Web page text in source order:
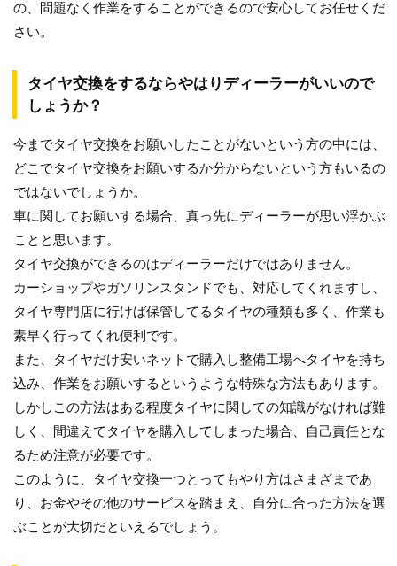
の、問題なく作業をすることができるので安心してお任せくだ
さい。
タイヤ交換をするならやはりディーラーがいいので
しょうか？
今までタイヤ交換をお願いしたことがないという方の中には、
どこでタイヤ交換をお願いするか分からないという方もいるの
ではないでしょうか。
車に関してお願いする場合、真っ先にディーラーが思い浮かぶ
ことと思います。
タイヤ交換ができるのはディーラーだけではありません。
カーショップやガソリンスタンドでも、対応してくれますし、
タイヤ専門店に行けば保管してるタイヤの種類も多く、作業も
素早く行ってくれ便利です。
また、タイヤだけ安いネットで購入し整備工場へタイヤを持ち
込み、作業をお願いするというような特殊な方法もあります。
しかしこの方法はある程度タイヤに関しての知識がなければ難
しく、間違えてタイヤを購入してしまった場合、自己責任とな
るため注意が必要です。
このように、タイヤ交換一つとってもやり方はさまざまであ
り、お金やその他のサービスを踏まえ、自分に合った方法を選
ぶことが大切だといえるでしょう。